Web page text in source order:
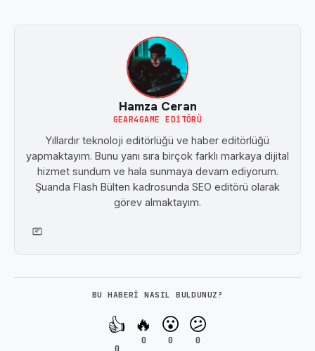
Hamza Ceran
GEAR4GAME EDITÖRÜ
Yıllardır teknoloji editörlüğü ve haber editörlüğü
yapmaktayım. Bunu yanı sıra birçok farklı markaya dijital
hizmet sundum ve hala sunmaya devam ediyorum.
Şuanda Flash Bülten kadrosunda SEO editörü olarak
görev almaktayım.
BU HABERI NASIL BULDUNUZ?
👍
0
🔥
0
😮
0
😕
0